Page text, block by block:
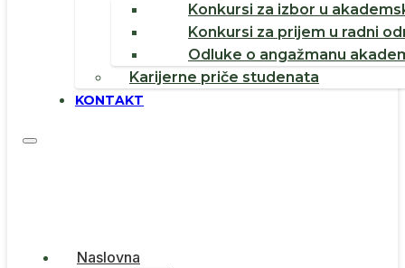
Konkursi za izbor u
Konkursi za prijem u radni
Odluke o angažmanu
Karijerne priče studenata
KONTAKT
Naslovna